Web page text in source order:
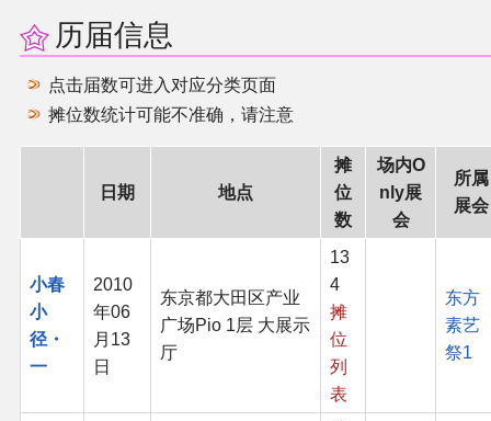
历届信息
点击届数可进入对应分类页面
摊位数统计可能不准确，请注意
日期 地点
摊
位
数
场内O
nly展
会
所属
展会
小春
小
径・
一
2010
年06
月13
日
东京都大田区产业
广场Pio 1层 大展示
厅
13
4
摊
位
列
表
东方
素艺
祭1
同人社团列表
同人志分类
同人专辑分类
同人角色列表
同人视频列表